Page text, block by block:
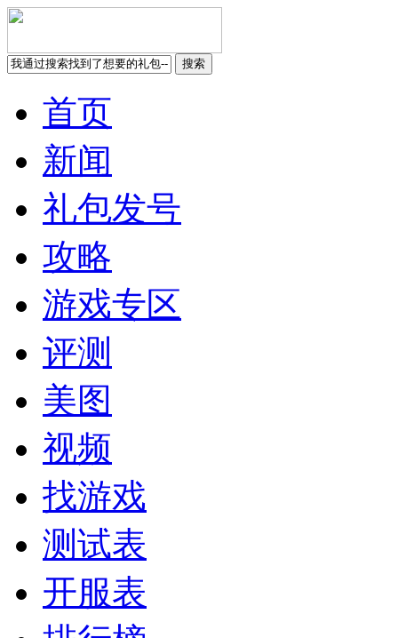
首页
新闻
礼包发号
攻略
游戏专区
评测
美图
视频
找游戏
测试表
开服表